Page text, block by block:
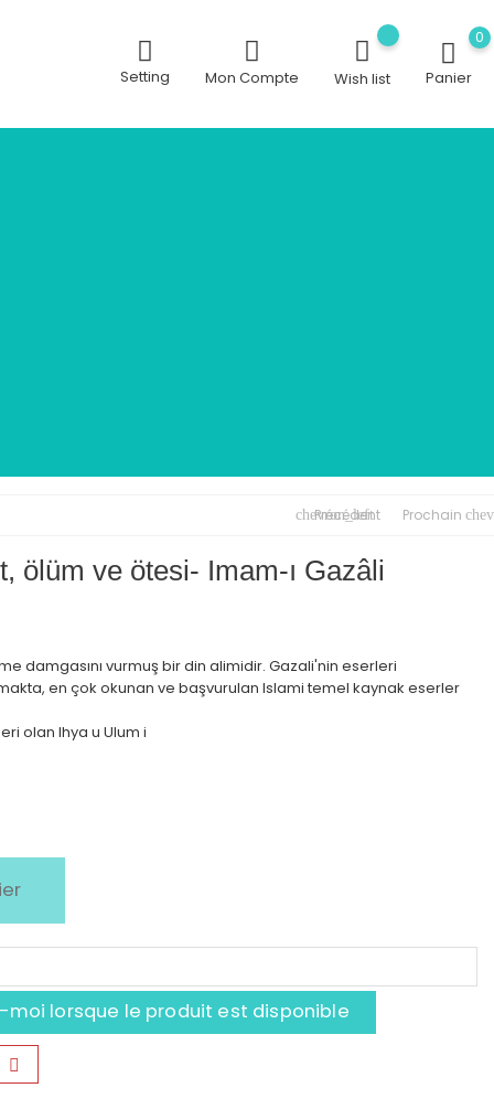
Setting Mon Compte Wish list
0
Panier
chevron_left
Précédent Prochain
ölüm ve ötesi- Imam-ı Gazâli
damgasını vurmuş bir din alimidir. Gazali'nin eserleri
en çok okunan ve başvurulan Islami temel kaynak eserler
olan Ihya u Ulum i
moi lorsque le produit est disponible